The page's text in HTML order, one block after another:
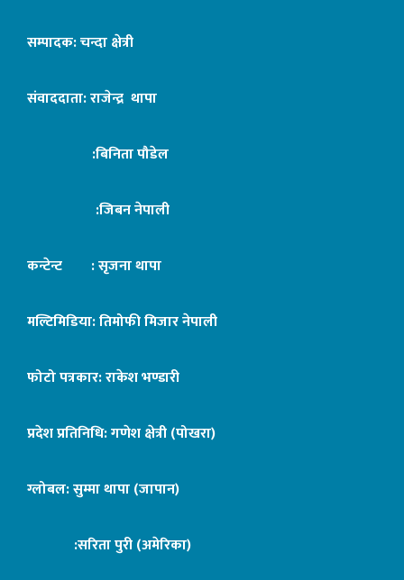
सम्पादक: चन्दा क्षेत्री
संवाददाता: राजेन्द्र थापा
:बिनिता पौडेल
:जिबन नेपाली
कन्टेन्ट : सृजना थापा
मल्टिमिडिया: तिमोफी मिजार नेपाली
फोटो पत्रकार: राकेश भण्डारी
प्रदेश प्रतिनिधि: गणेश क्षेत्री (पोखरा)
ग्लोबल: सुम्मा थापा (जापान)
:सरिता पुरी (अमेरिका)